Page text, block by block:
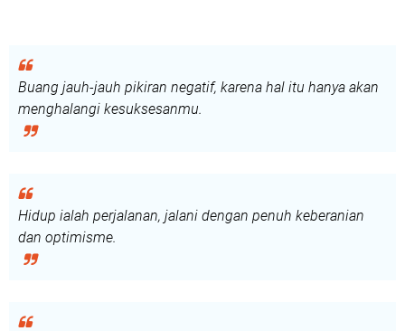
Buang jauh-jauh pikiran negatif, karena hal itu hanya akan
menghalangi kesuksesanmu.
Hidup ialah perjalanan, jalani dengan penuh keberanian
dan optimisme.